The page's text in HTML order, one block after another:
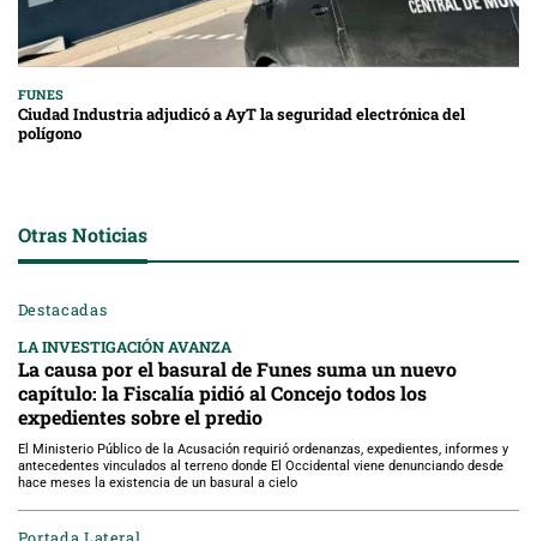
FUNES
Ciudad Industria adjudicó a AyT la seguridad electrónica del
polígono
Otras Noticias
Destacadas
LA INVESTIGACIÓN AVANZA
La causa por el basural de Funes suma un nuevo
capítulo: la Fiscalía pidió al Concejo todos los
expedientes sobre el predio
El Ministerio Público de la Acusación requirió ordenanzas, expedientes, informes y
antecedentes vinculados al terreno donde El Occidental viene denunciando desde
hace meses la existencia de un basural a cielo